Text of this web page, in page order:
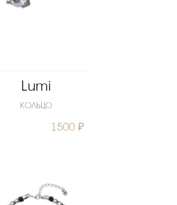
Lumi
КОЛЬЦО
1500 ₽